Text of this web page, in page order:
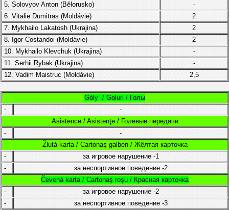
5. Solovyov Anton (Bělorusko)
-
6. Vitalie Dumitras (Moldávie)
2
7. Mykhailo Lakatosh (Ukrajina)
2
8. Igor Costandoi (Moldávie)
2
10. Mykhailo Klevchuk (Ukrajina)
-
11. Serhii Rybak (Ukrajina)
-
12. Vadim Maistruc (Moldávie) 2,5
Góly / Goluri / Голы
-
-
Asistence / Asistenţe / Голевые передачи
-
-
Žlutá karta / Cartonaş galben / Жёлтая карточка
-
за игровое нарушение -1
-
за неспортивное поведение -2
Čevená karta / Cartonaş roşu / Красная карточка
-
за игровое нарушение -2
-
за неспортивное поведение -3